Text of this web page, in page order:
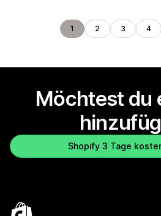
1 2 3 4
Möchtest du
Shopify 3 Tage